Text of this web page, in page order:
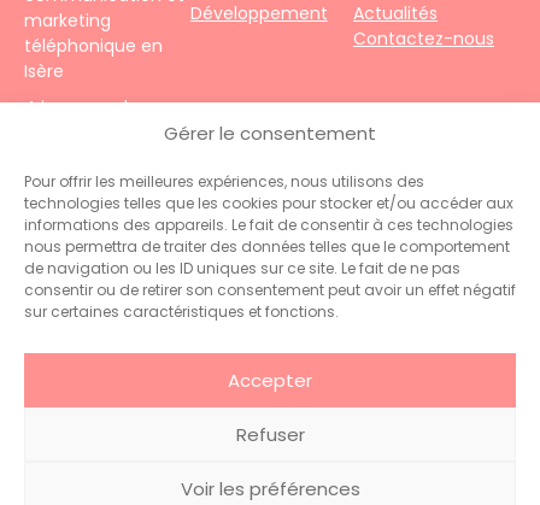
Gérer le consentement
Pour offrir les meilleures expériences, nous utilisons des
technologies telles que les cookies pour stocker et/ou accéder aux
informations des appareils. Le fait de consentir à ces technologies
nous permettra de traiter des données telles que le comportement
de navigation ou les ID uniques sur ce site. Le fait de ne pas
consentir ou de retirer son consentement peut avoir un effet négatif
sur certaines caractéristiques et fonctions.
Accepter
Refuser
Voir les préférences
marketing
téléphonique en
Isère
4 impasse du
Faubourg – 38690
Téléphone :+33
(0)4 76 31 06 10
Contact :
administration@hiceo.fr
Développement
Actualités
Contactez-nous
légales